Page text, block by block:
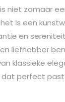
niet zomaar
is een
en
liefhebber
klassieke
perfect past